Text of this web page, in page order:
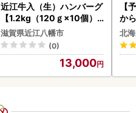
近江牛入（生）ハンバーグ
【1.2kg（120ｇ×10個）
】【AG09W】
滋賀県近江八幡市
(0)
13,000
【
か
ら
g (
)【
北